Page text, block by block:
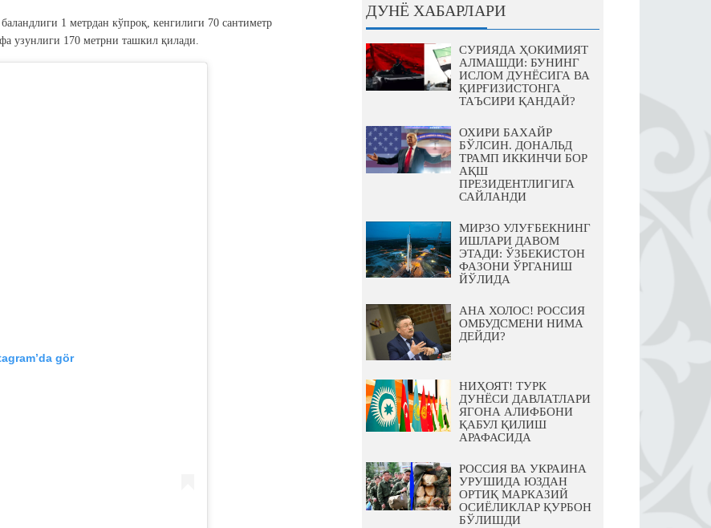
1 метрдан кўпроқ, кенгилиги 70 сантиметр
узунлиги 170 метрни ташкил қилади.
gör
ДУНЁ ХАБАРЛАРИ
СУРИЯДА ҲОКИМИЯТ
АЛМАШДИ: БУНИНГ
ИСЛОМ ДУНЁСИГА ВА
ҚИРҒИЗИСТОНГА
ТАЪСИРИ ҚАНДАЙ?
ОХИРИ БАХАЙР
БЎЛСИН. ДОНАЛЬД
ТРАМП ИККИНЧИ БОР
АҚШ
ПРЕЗИДЕНТЛИГИГА
САЙЛАНДИ
МИРЗО УЛУҒБЕКНИНГ
ИШЛАРИ ДАВОМ
ЭТАДИ: ЎЗБЕКИСТОН
ФАЗОНИ ЎРГАНИШ
ЙЎЛИДА
АНА ХОЛОС! РОССИЯ
ОМБУДСМЕНИ НИМА
ДЕЙДИ?
НИҲОЯТ! ТУРК
ДУНЁСИ ДАВЛАТЛАРИ
ЯГОНА АЛИФБОНИ
ҚАБУЛ ҚИЛИШ
АРАФАСИДА
РОССИЯ ВА УКРАИНА
УРУШИДА ЮЗДАН
ОРТИҚ МАРКАЗИЙ
ОСИЁЛИКЛАР ҚУРБОН
БЎЛИШДИ